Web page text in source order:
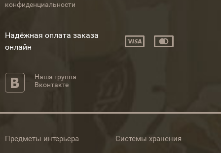
конфиденциальности
Надёжная оплата заказа
онлайн
Наша группа
Вконтакте
Предметы интерьера Системы хранения